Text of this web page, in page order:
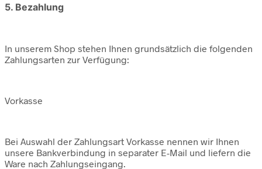
5. Bezahlung
In unserem Shop stehen Ihnen grundsätzlich die folgenden
Zahlungsarten zur Verfügung:
Vorkasse
Bei Auswahl der Zahlungsart Vorkasse nennen wir Ihnen
unsere Bankverbindung in separater E-Mail und liefern die
Ware nach Zahlungseingang.